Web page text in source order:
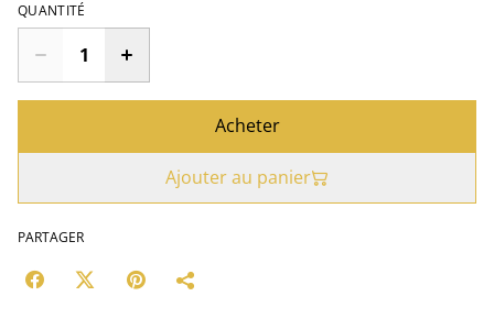
QUANTITÉ
Acheter
Ajouter au panier
PARTAGER